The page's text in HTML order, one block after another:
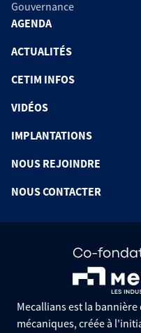
Gouvernance
AGENDA
ACTUALITÉS
CETIM INFOS
VIDÉOS
IMPLANTATIONS
NOUS REJOINDRE
NOUS CONTACTER
Mecallians est la
mécaniques, créée à